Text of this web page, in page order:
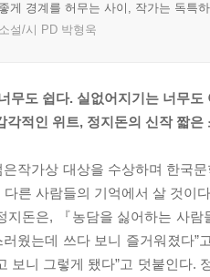
게 경계를 허무는 사이, 작가는 독특
소설/시 PD 박형욱
무도 쉽다. 실없어지기는 너무도
각적인 위트, 정지돈의 신작 짧은
은작가상 대상을 수상하며 한국
다른 사람들의 기억에서 살 것이
지돈은, 『농담을 싫어하는 사
웠는데 쓰다 보니 즐거워졌다
보니 그렇게 됐다”고 덧붙인다.